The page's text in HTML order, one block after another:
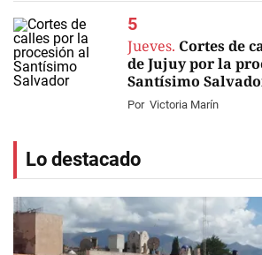
Jueves. Cortes de
de Jujuy por la
Santísimo
Por Victoria Marín
Lo destacado